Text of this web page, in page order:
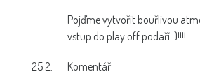
Pojďme vytvořit bouřlivou
vstup do play off podaří :)!!!!
25.2. Komentář